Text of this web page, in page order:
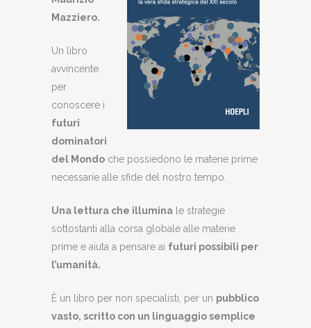
Mazziero.
Un libro
avvincente
per
conoscere i
futuri
dominatori
del Mondo che possiedono le materie prime
necessarie alle sfide del nostro tempo.
Una lettura che illumina le strategie
sottostanti alla corsa globale alle materie
prime e aiuta a pensare ai futuri possibili per
l’umanità.
È un libro per non specialisti, per un pubblico
vasto, scritto con un linguaggio semplice